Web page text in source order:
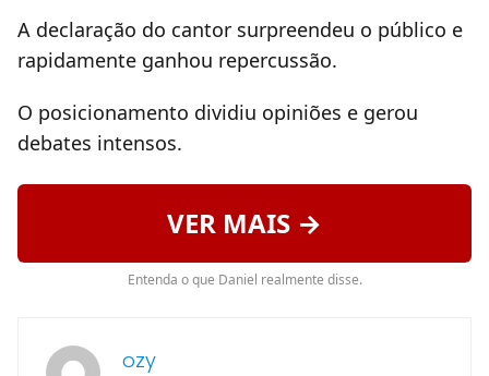
A declaração do cantor surpreendeu o público e
rapidamente ganhou repercussão.
O posicionamento dividiu opiniões e gerou
debates intensos.
VER MAIS →
Entenda o que Daniel realmente disse.
ozy